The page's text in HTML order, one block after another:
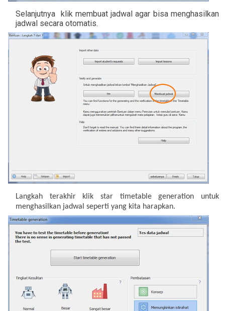
Selanjutnya klik membuat jadwal agar bisa menghasilkan
jadwal secara otomatis.
Langkah terakhir klik star timetable generation untuk
menghasilkan jadwal seperti yang kita harapkan.